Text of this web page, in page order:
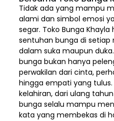
Tidak ada yang mampu
alami dan simbol emosi
segar. Toko Bunga
sentuhan bunga di setiap
dalam suka maupun
bunga bukan hanya
perwakilan dari cinta,
hingga empati yang
kelahiran, dari ulang
bunga selalu mampu
kata yang membekas di